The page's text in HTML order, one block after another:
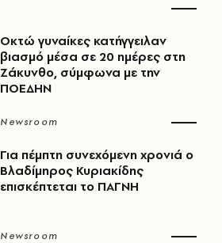
Οκτώ γυναίκες κατήγγειλαν
βιασμό μέσα σε 20 ημέρες στη
Ζάκυνθο, σύμφωνα με την
ΠΟΕΔΗΝ
Newsroom
Για πέμπτη συνεχόμενη χρονιά ο
Βλαδίμηρος Κυριακίδης
επισκέπτεται το ΠΑΓΝΗ
Newsroom